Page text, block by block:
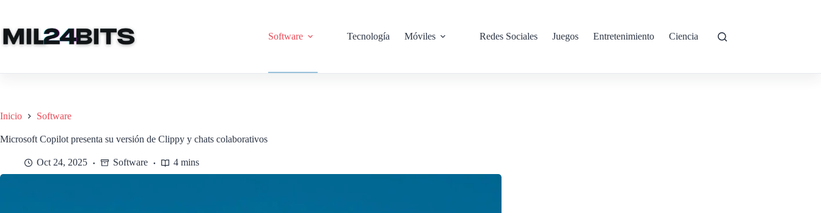
contenido
Software
Tecnología Móviles Redes Sociales Juegos Entretenimiento Ciencia
Inicio Software
Microsoft Copilot presenta su versión de Clippy y chats colaborativos
Oct 24, 2025 Software 4 mins